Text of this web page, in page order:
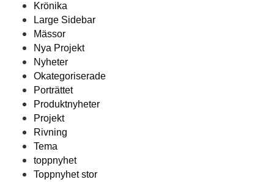
Krönika
Large Sidebar
Mässor
Nya Projekt
Nyheter
Okategoriserade
Porträttet
Produktnyheter
Projekt
Rivning
Tema
toppnyhet
Toppnyhet stor